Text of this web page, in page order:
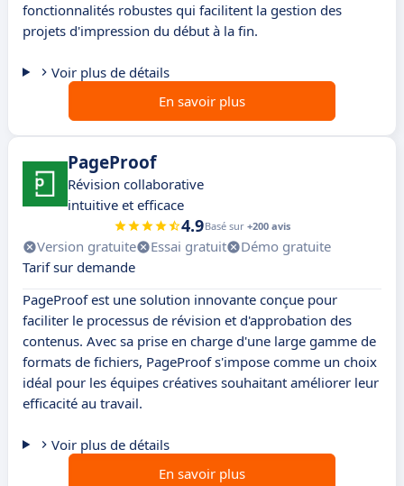
fonctionnalités robustes qui facilitent la gestion des
projets d'impression du début à la fin.
Voir plus de détails
En savoir plus
PageProof
Révision collaborative
intuitive et efficace
4.9Basé sur +200 avis
Version gratuite Essai gratuit
Démo gratuite
Tarif sur demande
PageProof est une solution innovante conçue pour
faciliter le processus de révision et d'approbation des
contenus. Avec sa prise en charge d'une large gamme de
formats de fichiers, PageProof s'impose comme un choix
idéal pour les équipes créatives souhaitant améliorer leur
efficacité au travail.
Voir plus de détails
En savoir plus